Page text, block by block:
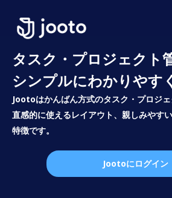
タスク・プロジェクト
シンプルにわかりやす
Jootoはかんばん方式のタスク・プロジェ
直感的に使えるレイアウト、親しみやす
特徴です。
Jootoにログイン